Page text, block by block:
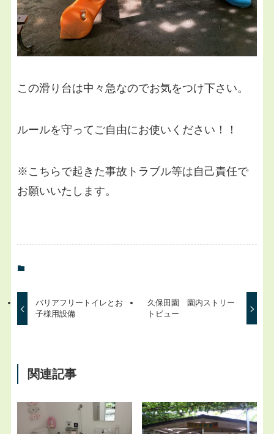
この滑り台は中々急なのでお気をつけ下さい。
ルールを守ってご自由にお使いください！！
※こちらで起きた事故トラブル等は自己責任で
お願いいたします。
バリアフリートイレとお
子様用設備
久保田園 園内ストリー
トビュー
関連記事